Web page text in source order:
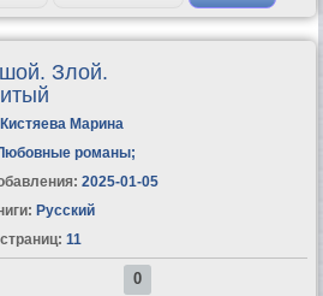
Злой.
Кистяева Марина
романы;
2025-01-05
Русский
11
0